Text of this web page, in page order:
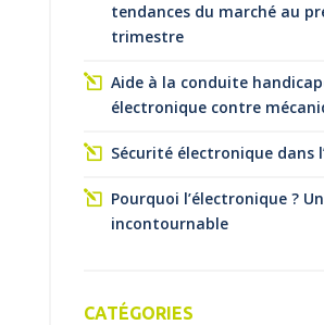
tendances du marché au
trimestre
Aide à la conduite
électronique contre
Sécurité électronique dans
Pourquoi l’électronique ?
incontournable
CATÉGORIES